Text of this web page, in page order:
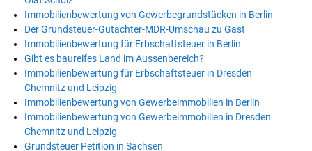
Immobilienbewertung von Gewerbegrundstücken in Berlin
Der Grundsteuer-Gutachter-MDR-Umschau zu Gast
Immobilienbewertung für Erbschaftsteuer in Berlin
Gibt es baureifes Land im Aussenbereich?
Immobilienbewertung für Erbschaftsteuer in Dresden
Chemnitz und Leipzig
Immobilienbewertung von Gewerbeimmobilien in Berlin
Immobilienbewertung von Gewerbeimmobilien in Dresden
Chemnitz und Leipzig
Grundsteuer Petition in Sachsen